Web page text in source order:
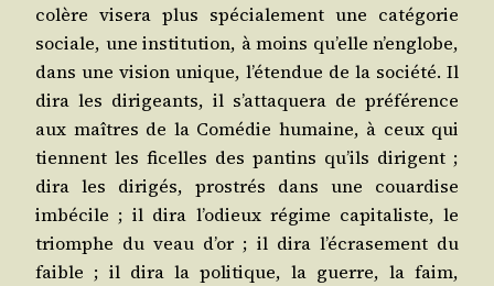
colère vise­ra plus spé­cia­le­ment une caté­go­rie
sociale, une ins­ti­tu­tion, à moins qu’elle n’englobe,
dans une vision unique, l’étendue de la socié­té. Il
dira les diri­geants, il s’attaquera de pré­fé­rence
aux maîtres de la Comé­die humaine, à ceux qui
tiennent les ficelles des pan­tins qu’ils dirigent ;
dira les diri­gés, pros­trés dans une couar­dise
imbé­cile ; il dira l’odieux régime capi­ta­liste, le
triomphe du veau d’or ; il dira l’écrasement du
faible ; il dira la poli­tique, la guerre, la faim,